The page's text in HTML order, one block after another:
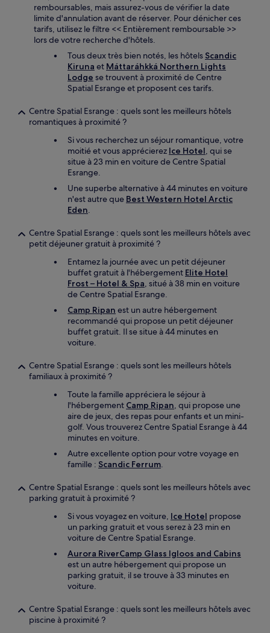
remboursables, mais assurez-vous de vérifier la date
limite d'annulation avant de réserver. Pour dénicher ces
tarifs, utilisez le filtre << Entièrement remboursable >>
lors de votre recherche d'hôtels.
Tous deux très bien notés, les hôtels Scandic
Kiruna et Máttaráhkká Northern Lights
Lodge se trouvent à proximité de Centre
Spatial Esrange et proposent ces tarifs.
Centre Spatial Esrange : quels sont les meilleurs hôtels
romantiques à proximité ?
Si vous recherchez un séjour romantique, votre
moitié et vous apprécierez Ice Hotel, qui se
situe à 23 min en voiture de Centre Spatial
Esrange.
Une superbe alternative à 44 minutes en voiture
n'est autre que Best Western Hotel Arctic
Eden.
Centre Spatial Esrange : quels sont les meilleurs hôtels avec
petit déjeuner gratuit à proximité ?
Entamez la journée avec un petit déjeuner
buffet gratuit à l'hébergement Elite Hotel
Frost – Hotel & Spa, situé à 38 min en voiture
de Centre Spatial Esrange.
Camp Ripan est un autre hébergement
recommandé qui propose un petit déjeuner
buffet gratuit. Il se situe à 44 minutes en
voiture.
Centre Spatial Esrange : quels sont les meilleurs hôtels
familiaux à proximité ?
Toute la famille appréciera le séjour à
l'hébergement Camp Ripan, qui propose une
aire de jeux, des repas pour enfants et un mini-
golf. Vous trouverez Centre Spatial Esrange à 44
minutes en voiture.
Autre excellente option pour votre voyage en
famille : Scandic Ferrum.
Centre Spatial Esrange : quels sont les meilleurs hôtels avec
parking gratuit à proximité ?
Si vous voyagez en voiture, Ice Hotel propose
un parking gratuit et vous serez à 23 min en
voiture de Centre Spatial Esrange.
Aurora RiverCamp Glass Igloos and Cabins
est un autre hébergement qui propose un
parking gratuit, il se trouve à 33 minutes en
voiture.
Centre Spatial Esrange : quels sont les meilleurs hôtels avec
piscine à proximité ?